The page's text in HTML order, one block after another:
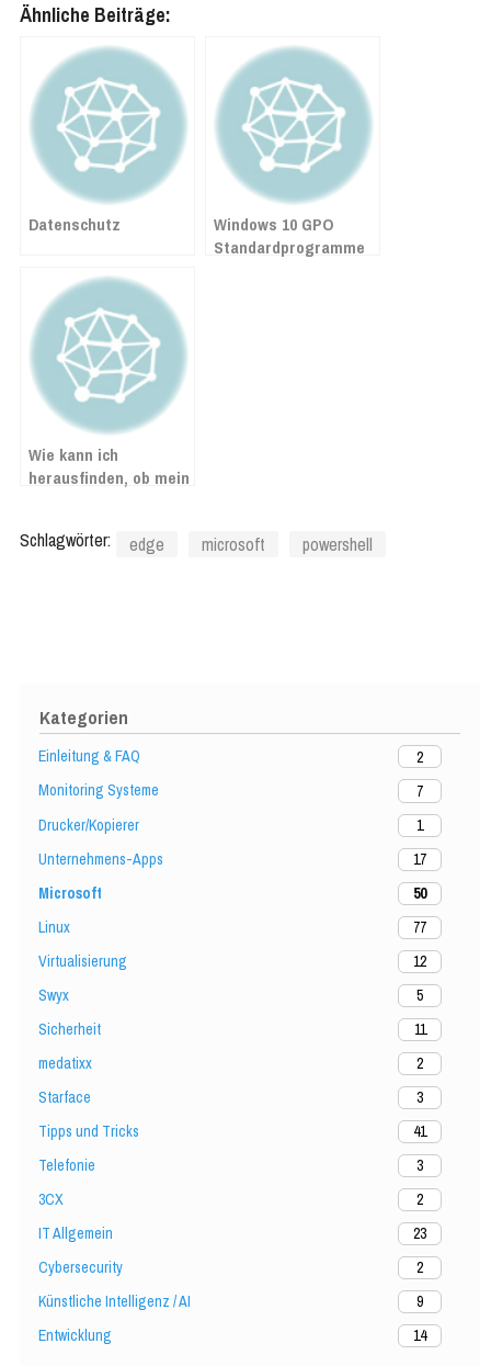
Kategorien
Einleitung & FAQ
2
Monitoring Systeme
7
Drucker/Kopierer
1
Unternehmens-Apps
17
Microsoft
50
Linux
77
Virtualisierung
12
Swyx
5
Sicherheit
11
medatixx
2
Starface
3
Tipps und Tricks
41
Telefonie
3
3CX
2
IT Allgemein
23
Cybersecurity
2
Künstliche Intelligenz / AI
9
Entwicklung
14
Ähnliche Beiträge:
Datenschutz
Windows 10 GPO
Standardprogramme
Wie kann ich
herausfinden, ob mein
betroffen ist?
Schlagwörter: edge microsoft powershell